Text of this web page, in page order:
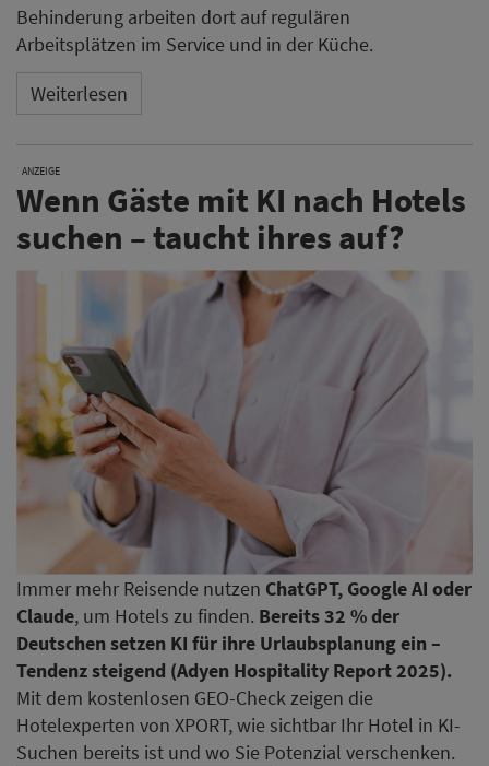
Behinderung arbeiten dort auf regulären
Arbeitsplätzen im Service und in der Küche.
Weiterlesen
ANZEIGE
Wenn Gäste mit KI nach Hotels
suchen – taucht ihres auf?
Immer mehr Reisende nutzen ChatGPT, Google AI oder
Claude, um Hotels zu finden. Bereits 32 % der
Deutschen setzen KI für ihre Urlaubsplanung ein –
Tendenz steigend (Adyen Hospitality Report 2025).
Mit dem kostenlosen GEO-Check zeigen die
Hotelexperten von XPORT, wie sichtbar Ihr Hotel in KI-
Suchen bereits ist und wo Sie Potenzial verschenken.